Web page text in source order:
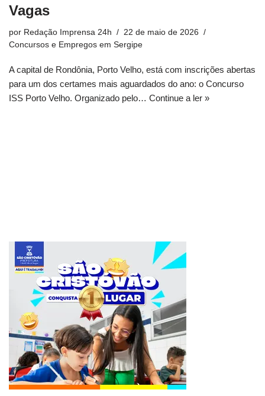
Vagas
por Redação Imprensa 24h
22 de maio de 2026
Concursos e Empregos em Sergipe
A capital de Rondônia, Porto Velho, está com inscrições abertas
para um dos certames mais aguardados do ano: o Concurso
ISS Porto Velho. Organizado pelo… Continue a ler »